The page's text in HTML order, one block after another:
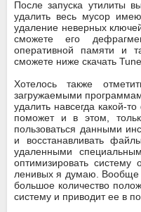
После запуска утилиты
удалить весь мусор
удаление неверных
сможете его
оперативной памяти и
сможете ниже скачать
Хотелось также
загружаемыми
удалить навсегда какой-
поможет и в этом,
пользоваться данными
и восстанавливать
удаленными
оптимизировать
ленивых я думаю. Вообще
большое количество
систему и приводит ее в